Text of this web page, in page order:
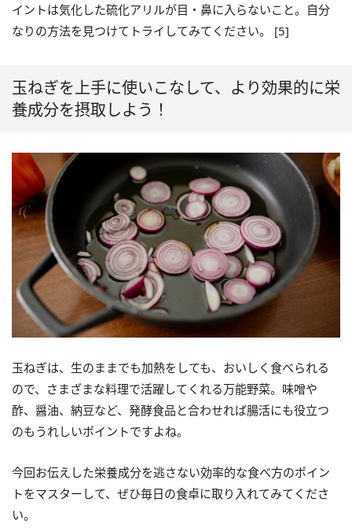
イントは気化した硫化アリルが目・鼻に入らないこと。自分
なりの方法を見つけてトライしてみてください。 [5]
玉ねぎを上手に使いこなして、より効果的に栄
養成分を摂取しよう！
玉ねぎは、生のままでも加熱をしても、おいしく食べられる
ので、さまざまな料理で活躍してくれる万能野菜。味噌や
酢、醤油、納豆など、発酵食品と合わせれば腸活にも役立つ
のもうれしいポイントですよね。
今回お伝えした栄養成分を逃さない効率的な食べ方のポイン
トをマスターして、ぜひ毎日の食卓に取り入れてみてくださ
い。